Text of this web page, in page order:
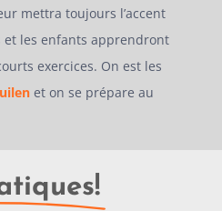
mettra toujours l’accent
et les enfants apprendront
exercices. On est les
et on se prépare au